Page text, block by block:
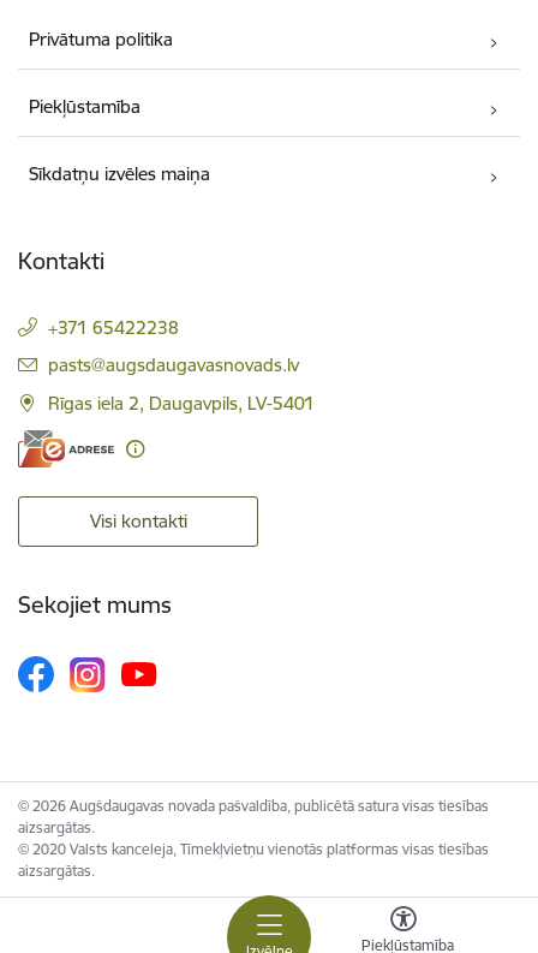
Piekļūstamība
Privātuma politika
Piekļūstamība
Sīkdatņu izvēles maiņa
Kontakti
+371 65422238
E-pasts:
pasts@augsdaugavasnovads.lv
Rīgas iela 2, Daugavpils, LV-5401
Visi kontakti
Sekojiet mums
© 2026 Augšdaugavas novada pašvaldība, publicētā satura visas tiesības
aizsargātas.
© 2020 Valsts kanceleja, Tīmekļvietņu vienotās platformas visas tiesības
aizsargātas.